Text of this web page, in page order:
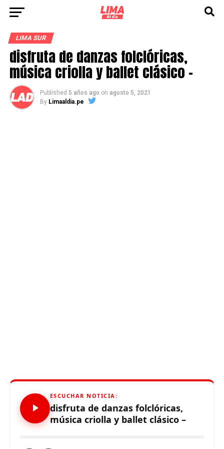
LIMA SUR
disfruta de danzas folclóricas,
música criolla y ballet clásico –
Published 5 años ago on agosto 5, 2021
By Limaaldia.pe
ESCUCHAR NOTICIA:
disfruta de danzas folclóricas,
música criolla y ballet clásico –